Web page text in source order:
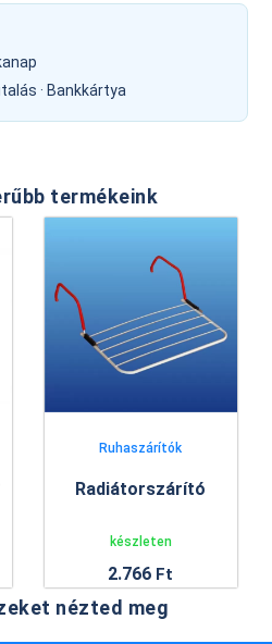
· Bankkártya
termékeink
Ruhaszárítók
Radiátorszárító
készleten
2.766 Ft
nézted meg